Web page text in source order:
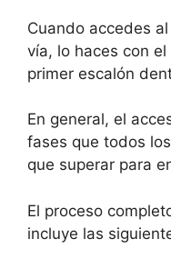
Cuando accedes
vía, lo haces con
primer escalón
En general, el
fases que todos
que superar para
El proceso
incluye las